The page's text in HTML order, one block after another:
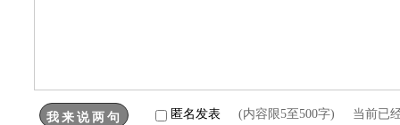
匿名发表 (内容限5至500字) 当前已